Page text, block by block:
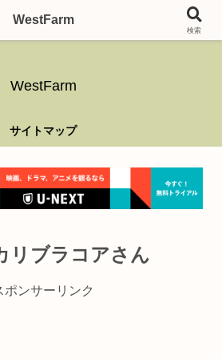
ャンプ、釣り、乗り物、DIYなど難しい事はさ
WestFarm
サイトマップ
リブラコアさん
ポンサーリンク
WestFarm
検索